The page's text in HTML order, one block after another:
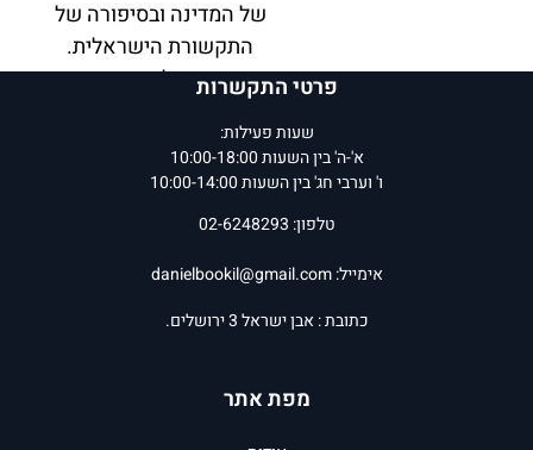
של המדינה ובסיפורה של
התקשורת הישראלית.
בשפה קולחת, גדושה
חייו, עד לסגירת המעגל
וההכרה במורשתו של אביו
להקמת מדינת ישראל.
אביו. נשוי לדסי, אב
פרטי התקשרות
שעות פעילות:
א'-ה' בין השעות 10:00-18:00
ו' וערבי חג' בין השעות 10:00-14:00
טלפון: 02-6248293
אימייל:danielbookil@gmail.com
כתובת : אבן ישראל 3 ירושלים.
מפת אתר